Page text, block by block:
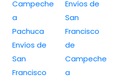
Campeche
a
Pachuca
Envíos de
San
Francisco
Envíos de
San
Francisco
de
Campeche
a